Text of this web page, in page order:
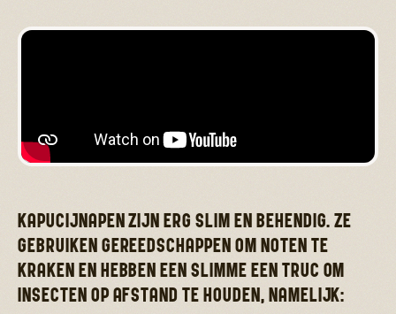
KAPUCIJNAPEN ZIJN ERG SLIM EN BEHENDIG. ZE
GEBRUIKEN GEREEDSCHAPPEN OM NOTEN TE
KRAKEN EN HEBBEN EEN SLIMME EEN TRUC OM
INSECTEN OP AFSTAND TE HOUDEN, NAMELIJK: